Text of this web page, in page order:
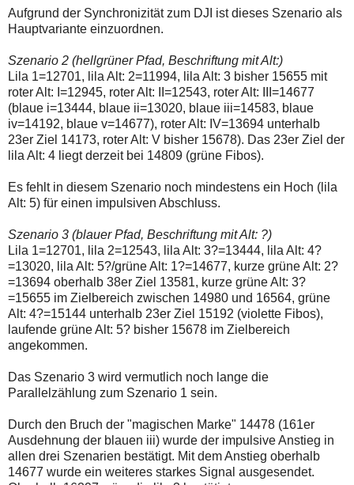
Aufgrund der Synchronizität zum DJI ist dieses Szenario als
Hauptvariante einzuordnen.
Szenario 2 (hellgrüner Pfad, Beschriftung mit Alt:)
Lila 1=12701, lila Alt: 2=11994, lila Alt: 3 bisher 15655 mit
roter Alt: I=12945, roter Alt: II=12543, roter Alt: III=14677
(blaue i=13444, blaue ii=13020, blaue iii=14583, blaue
iv=14192, blaue v=14677), roter Alt: IV=13694 unterhalb
23er Ziel 14173, roter Alt: V bisher 15678). Das 23er Ziel der
lila Alt: 4 liegt derzeit bei 14809 (grüne Fibos).
Es fehlt in diesem Szenario noch mindestens ein Hoch (lila
Alt: 5) für einen impulsiven Abschluss.
Szenario 3 (blauer Pfad, Beschriftung mit Alt: ?)
Lila 1=12701, lila 2=12543, lila Alt: 3?=13444, lila Alt: 4?
=13020, lila Alt: 5?/grüne Alt: 1?=14677, kurze grüne Alt: 2?
=13694 oberhalb 38er Ziel 13581, kurze grüne Alt: 3?
=15655 im Zielbereich zwischen 14980 und 16564, grüne
Alt: 4?=15144 unterhalb 23er Ziel 15192 (violette Fibos),
laufende grüne Alt: 5? bisher 15678 im Zielbereich
angekommen.
Das Szenario 3 wird vermutlich noch lange die
Parallelzählung zum Szenario 1 sein.
Durch den Bruch der "magischen Marke" 14478 (161er
Ausdehnung der blauen iii) wurde der impulsive Anstieg in
allen drei Szenarien bestätigt. Mit dem Anstieg oberhalb
14677 wurde ein weiteres starkes Signal ausgesendet.